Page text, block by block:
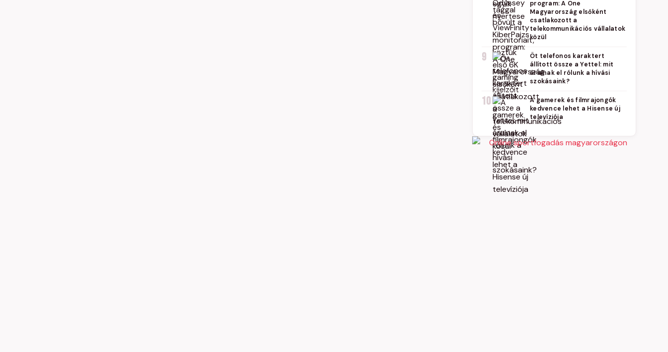
program: A One
Magyarország elsőként
csatlakozott a
telekommunikációs vállalatok
közül
9
Öt telefonos karaktert
állított össze a Yettel: mit
árulnak el rólunk a hívási
szokásaink?
10
A gamerek és filmrajongók
kedvence lehet a Hisense új
televíziója